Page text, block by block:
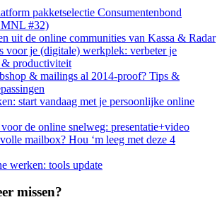
pakketselectie Consumentenbond
#32)
uit de online communities van Kassa & Radar
voor je (digitale) werkplek: verbeter je
productiviteit
& mailings al 2014-proof? Tips &
start vandaag met je persoonlijke online
de online snelweg: presentatie+video
mailbox? Hou ‘m leeg met deze 4
werken: tools update
missen?